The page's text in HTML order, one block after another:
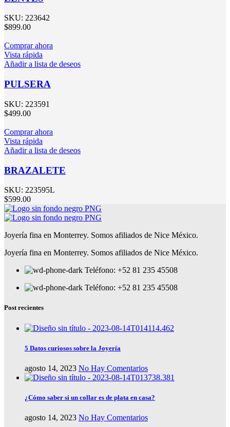
SKU: 223642
$899.00
Comprar ahora
Vista rápida
Añadir a lista de deseos
PULSERA
SKU: 223591
$499.00
Comprar ahora
Vista rápida
Añadir a lista de deseos
BRAZALETE
SKU: 223595L
$599.00
Joyería fina en Monterrey. Somos afiliados de Nice México.
Joyería fina en Monterrey. Somos afiliados de Nice México.
Teléfono: +52 81 235 45508
Teléfono: +52 81 235 45508
Post recientes
5 Datos curiosos sobre la Joyería
agosto 14, 2023 No Hay Comentarios
¿Cómo saber si un collar es de plata en casa?
agosto 14, 2023 No Hay Comentarios